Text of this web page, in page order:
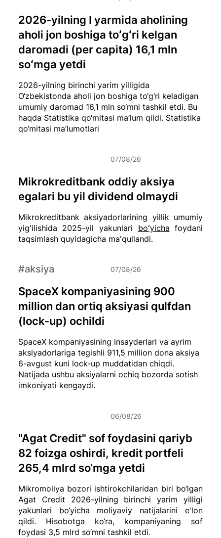
2026-yilning birinchi yarim yilligida
O‘zbekistonda aholi jon boshiga to‘g‘ri keladigan
umumiy daromad 16,1 mln so‘mni tashkil etdi. Bu
haqda Statistika qo‘mitasi ma’lum qildi. Statistika
qo‘mitasi ma’lumotlari
2026-yilning I yarmida aholining
aholi jon boshiga toʻgʻri kelgan
daromadi (per capita) 16,1 mln
soʻmga yetdi
Mikrokreditbank aksiyadorlarining yillik umumiy
yigʻilishida 2025-yil yakunlari boʻyicha foydani
taqsimlash quyidagicha maʼqullandi.
Mikrokreditbank oddiy aksiya
egalari bu yil dividend olmaydi
07/08/26
SpaceX kompaniyasining insayderlari va ayrim
aksiyadorlariga tegishli 911,5 million dona aksiya
6-avgust kuni lock-up muddatidan chiqdi.
Natijada ushbu aksiyalarni ochiq bozorda sotish
imkoniyati kengaydi.
SpaceX kompaniyasining 900
million dan ortiq aksiyasi qulfdan
(lock-up) ochildi
#aksiya 07/08/26
Mikromoliya bozori ishtirokchilaridan biri bo‘lgan
Agat Credit 2026-yilning birinchi yarim yilligi
yakunlari bo‘yicha moliyaviy natijalarini e'lon
qildi. Hisobotga ko‘ra, kompaniyaning sof
foydasi 3,5 mlrd so‘mni tashkil etdi.
"Agat Credit" sof foydasini qariyb
82 foizga oshirdi, kredit portfeli
265,4 mlrd so‘mga yetdi
06/08/26